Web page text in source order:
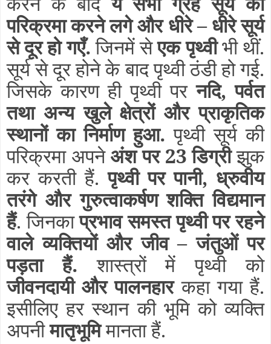
परिक्रमा करने लगे और धीरे – धीरे सूर्य
से दूर हो गएँ.जिनमें सेएक पृथ्वीभी थीं.
सूर्य से दूर होने के बाद पृथ्वी ठंडी हो गई.
जिसके कारण ही पृथ्वी परनदि, पर्वत
तथा अन्य खुले क्षेत्रों और प्राकृतिक
स्थानों का निर्माण हुआ. पृथ्वी सूर्य की
परिक्रमा अपनेअंश पर 23 डिग्रीझुक
कर करती हैं.पृथ्वी पर पानी, ध्रुवीय
तरंगे और गुरुत्वाकर्षण शक्ति विद्यमान
हैं. जिनकाप्रभाव समस्त पृथ्वी पर रहने
वाले व्यक्तियों और जीव – जंतुओं पर
पड़ता हैं.शास्त्रों में पृथ्वी को
जीवनदायी और पालनहारकहा गया हैं.
इसीलिए हर स्थान की भूमि को व्यक्ति
अपनीमातृभूमिमानता हैं.